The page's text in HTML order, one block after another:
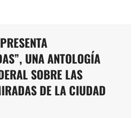
UNA ANTOLOGÍA
SOBRE LAS
DE LA CIUDAD